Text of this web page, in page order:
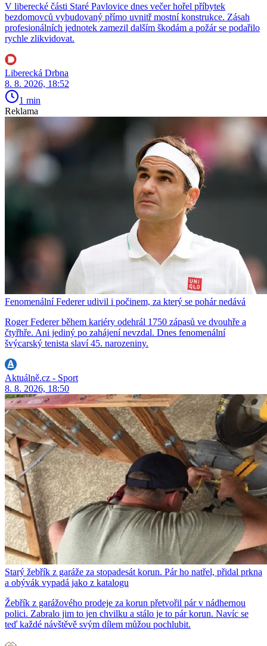
V liberecké části Staré Pavlovice dnes večer hořel příbytek
bezdomovců vybudovaný přímo uvnitř mostní konstrukce. Zásah
profesionálních jednotek zamezil dalším škodám a požár se podařilo
rychle zlikvidovat.
Liberecká Drbna
8. 8. 2026, 18:52
1 min
Reklama
Fenomenální Federer udivil i počinem, za který se pohár nedává
Roger Federer během kariéry odehrál 1750 zápasů ve dvouhře a
čtyřhře. Ani jediný po zahájení nevzdal. Dnes fenomenální
švýcarský tenista slaví 45. narozeniny.
Aktuálně.cz - Sport
8. 8. 2026, 18:50
Starý žebřík z garáže za stopadesát korun. Pár ho natřel, přidal prkna
a obývák vypadá jako z katalogu
Žebřík z garážového prodeje za korun přetvořil pár v nádhernou
polici. Zabralo jim to jen chvilku a stálo je to pár korun. Navíc se
teď každé návštěvě svým dílem můžou pochlubit.